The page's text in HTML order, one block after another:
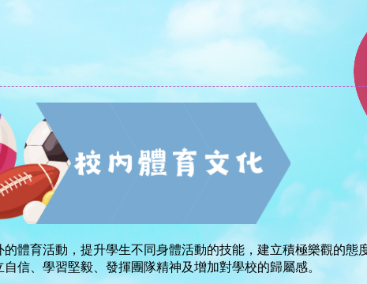
體育活動，提升學生不同身體活動的技能，建立積極樂觀的態
信、學習堅毅、發揮團隊精神及增加對學校的歸屬感。